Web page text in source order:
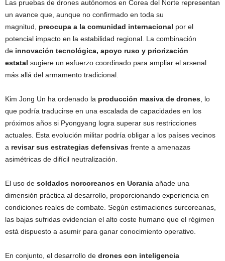
Las pruebas de drones autónomos en Corea del Norte representan
un avance que, aunque no confirmado en toda su
magnitud, preocupa a la comunidad internacional por el
potencial impacto en la estabilidad regional. La combinación
de innovación tecnológica, apoyo ruso y priorización
estatal sugiere un esfuerzo coordinado para ampliar el arsenal
más allá del armamento tradicional.
Kim Jong Un ha ordenado la producción masiva de drones , lo
que podría traducirse en una escalada de capacidades en los
próximos años si Pyongyang logra superar sus restricciones
actuales. Esta evolución militar podría obligar a los países vecinos
a revisar sus estrategias defensivas frente a amenazas
asimétricas de difícil neutralización.
El uso de soldados norcoreanos en Ucrania añade una
dimensión práctica al desarrollo, proporcionando experiencia en
condiciones reales de combate. Según estimaciones surcoreanas,
las bajas sufridas evidencian el alto coste humano que el régimen
está dispuesto a asumir para ganar conocimiento operativo.
En conjunto, el desarrollo de drones con inteligencia